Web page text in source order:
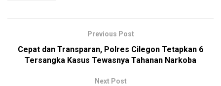
Previous Post
Cepat dan Transparan, Polres Cilegon Tetapkan 6
Tersangka Kasus Tewasnya Tahanan Narkoba
Next Post